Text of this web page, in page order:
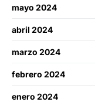
mayo 2024
abril 2024
marzo 2024
febrero 2024
enero 2024